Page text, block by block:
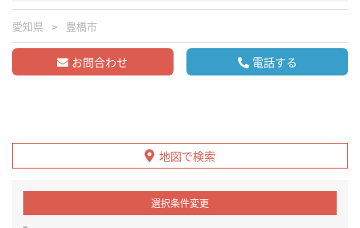
愛知県 豊橋市
お問合わせ 電話する
地図で検索
選択条件変更